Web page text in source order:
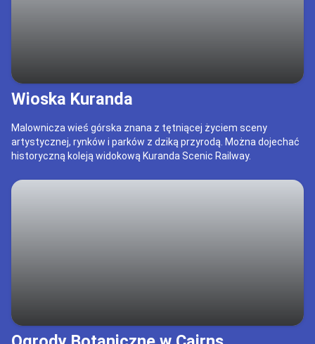
Wioska Kuranda
Malownicza wieś górska znana z tętniącej życiem sceny
artystycznej, rynków i parków z dziką przyrodą. Można dojechać
historyczną koleją widokową Kuranda Scenic Railway.